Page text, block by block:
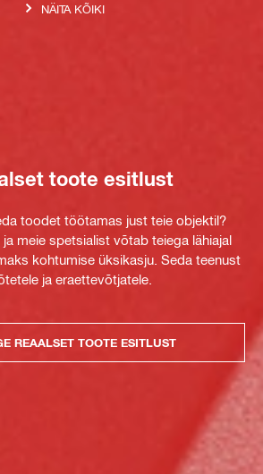
NÄITA KÕIKI
toote esitlust
toodet töötamas just teie objektil?
meie spetsialist võtab teiega lähiajal
kohtumise üksikasju. Seda teenust
ja eraettevõtjatele.
REAALSET TOOTE ESITLUST